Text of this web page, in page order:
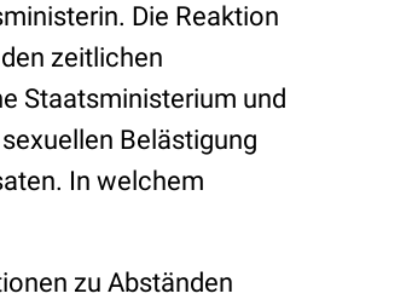
Die Reaktion
zeitlichen
Staatsministerium und
Belästigung
In welchem
zu Abständen